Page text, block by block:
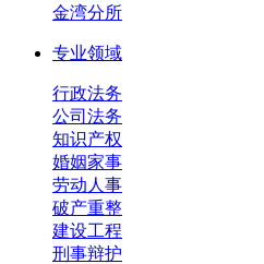
金湾分所
专业领域
行政法务
公司法务
知识产权
婚姻家事
劳动人事
破产重整
建设工程
刑事辩护